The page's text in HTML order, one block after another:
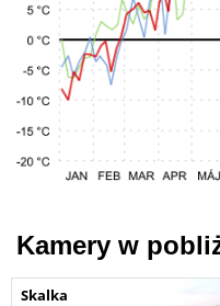
Kamery w
Skalka